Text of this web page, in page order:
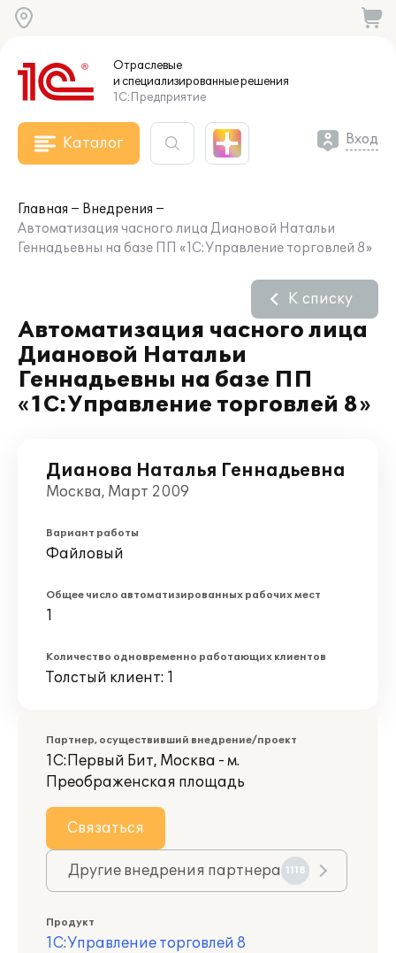
Отраслевые
и специализированныерешения
1С:Предприятие
Каталог Вход
Главная
Внедрения
Автоматизация часного лица Диановой Натальи
Геннадьевны на базе ПП «1С:Управление торговлей 8»
Автоматизация часного лица
Диановой Натальи
Геннадьевны на базе ПП
«1С:Управление торговлей 8»
К списку
Дианова Наталья Геннадьевна
Москва, Март 2009
Вариант работы
Файловый
Общее число автоматизированных рабочих мест
1
Количество одновременно работающих клиентов
Толстый клиент: 1
Партнер, осуществивший внедрение/проект
1С:Первый Бит, Москва - м.
Преображенская площадь
Связаться
Другие внедрения партнера 1118
Продукт
1С:Управление торговлей 8